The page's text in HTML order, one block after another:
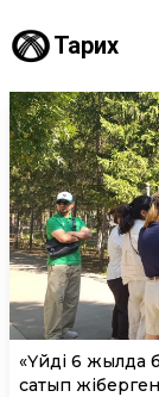
Тарих
«Үйді 6 жылда
сатып